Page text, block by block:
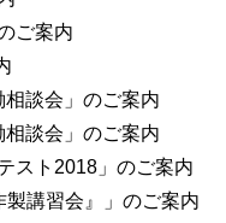
ご案内
談会」のご案内
談会」のご案内
スト2018」のご案内
講習会』」のご案内